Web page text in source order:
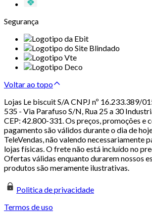
Segurança
Voltar ao topo
Lojas Le biscuit S/A CNPJ nº 16.233.389/
535 - Via Parafuso S/N, Rua 25 a 30
CEP: 42.800-331. Os preços, promoções e
pagamento são válidos durante o dia de
TeleVendas, não valendo necessariamente
lojas físicas. O frete não está incluído no
Ofertas válidas enquanto durarem nossos
produtos são meramente ilustrativas.
Politica de privacidade
Termos de uso